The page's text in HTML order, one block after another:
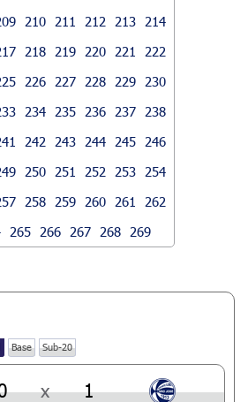
210 211 212 213
214
218 219 220 221
222
226 227 228 229
230
234 235 236 237
238
242 243 244 245
246
250 251 252 253
254
258 259 260 261
262
265 266 267 268 269
Base Sub-20
x 1